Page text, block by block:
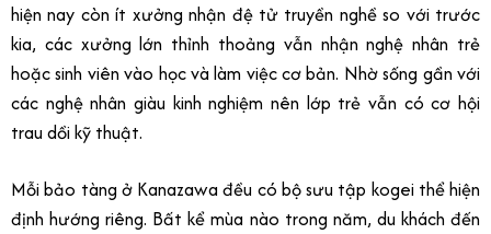
hiện nay còn ít xưởng nhận đệ tử truyền nghề so với trước
kia, các xưởng lớn thỉnh thoảng vẫn nhận nghệ nhân trẻ
hoặc sinh viên vào học và làm việc cơ bản. Nhờ sống gần với
các nghệ nhân giàu kinh nghiệm nên lớp trẻ vẫn có cơ hội
trau dồi kỹ thuật.
Mỗi bảo tàng ở Kanazawa đều có bộ sưu tập kogei thể hiện
định hướng riêng. Bất kể mùa nào trong năm, du khách đến